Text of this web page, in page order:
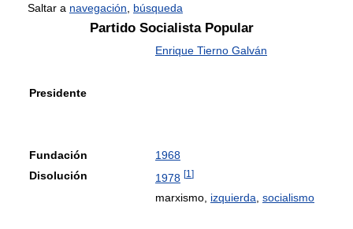
Saltar a navegación búsqueda
Partido Socialista Popular
Presidente
Enrique Tierno Galván
Fundación
1968
Disolución
1978 [1 ]
marxismo, izquierda socialismo